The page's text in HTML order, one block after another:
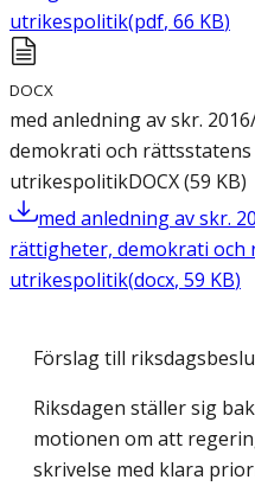
utrikespolitik(pdf, 66 KB)
DOCX
med anledning av skr.
demokrati och
utrikespolitikDOCX(59 KB)
med anledning av skr.
rättigheter, demokrati och
utrikespolitik(docx, 59 KB)
Förslag till
Riksdagen ställer sig
motionen om att
skrivelse med klara